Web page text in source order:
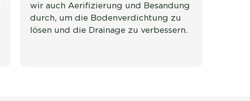
wir auch Aerifizierung und Besandung
durch, um die Bodenverdichtung zu
lösen und die Drainage zu verbessern.